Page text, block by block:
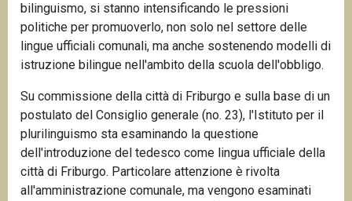
bilinguismo, si stanno intensificando le pressioni
politiche per promuoverlo, non solo nel settore delle
lingue ufficiali comunali, ma anche sostenendo modelli di
istruzione bilingue nell'ambito della scuola dell'obbligo.
Su commissione della città di Friburgo e sulla base di un
postulato del Consiglio generale (no. 23), l'Istituto per il
plurilinguismo sta esaminando la questione
dell'introduzione del tedesco come lingua ufficiale della
città di Friburgo. Particolare attenzione è rivolta
all'amministrazione comunale, ma vengono esaminati